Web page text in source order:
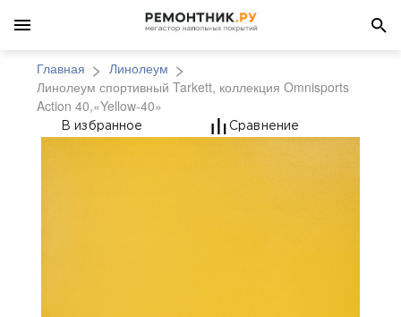
Главная
Линолеум
Линолеум спортивный Tarkett, коллекция Omnisports
Action 40,«Yellow-40»
Линолеум
В избранное Сравнение